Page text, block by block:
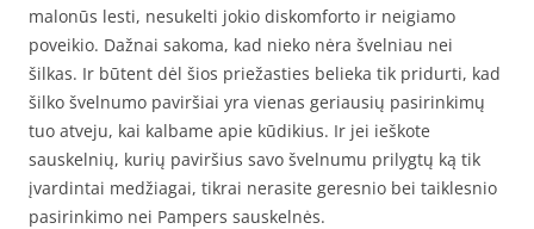
malonūs lesti, nesukelti jokio diskomforto ir neigiamo
poveikio. Dažnai sakoma, kad nieko nėra švelniau nei
šilkas. Ir būtent dėl šios priežasties belieka tik pridurti, kad
šilko švelnumo paviršiai yra vienas geriausių pasirinkimų
tuo atveju, kai kalbame apie kūdikius. Ir jei ieškote
sauskelnių, kurių paviršius savo švelnumu prilygtų ką tik
įvardintai medžiagai, tikrai nerasite geresnio bei taiklesnio
pasirinkimo nei Pampers sauskelnės.